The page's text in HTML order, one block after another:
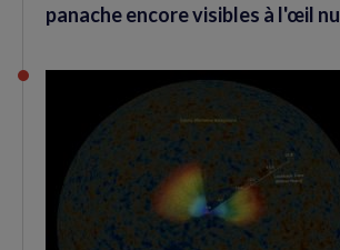
panache encore visibles à l'œil nu